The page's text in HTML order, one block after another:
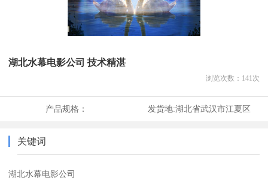
湖北水幕电影公司 技术精湛
浏览次数： 141 次
产品规格： 发货地:湖北省武汉市江夏区
关键词
湖北水幕电影公司